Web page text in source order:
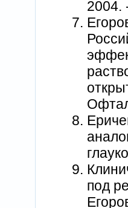
2004.
под